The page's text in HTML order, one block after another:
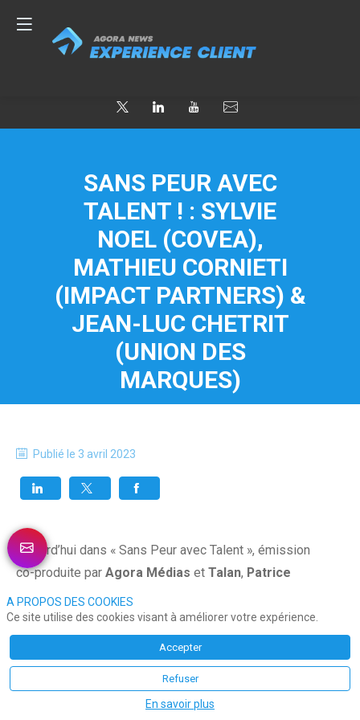
SANS PEUR AVEC
TALENT ! : SYLVIE
NOEL (COVEA),
MATHIEU CORNIETI
(IMPACT PARTNERS) &
JEAN-LUC CHETRIT
(UNION DES
MARQUES)
Publié le 3 avril 2023
Aujourd’hui dans « Sans Peur avec Talent », émission
co-produite par Agora Médias et Talan, Patrice
Bégayreçoit:
Sylvie NOEL, Directrice de la stratégie et de la
performance achats chez COVEA, met en avant
les hommes et les femmes de leurs équipes. Cette
richesse humaine, ils l’accompagnent et la font
A PROPOS DES COOKIES
Ce site utilise des cookies visant à améliorer votre expérience.
Accepter
Refuser
En savoir plus